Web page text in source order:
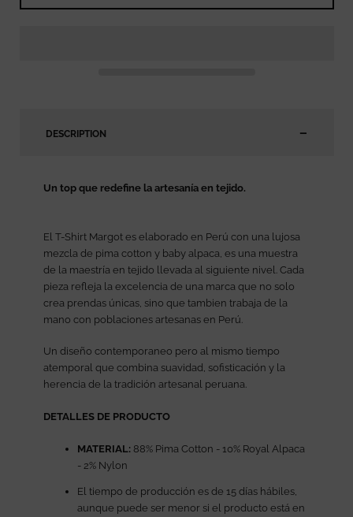
DESCRIPTION
Un top que redefine la artesanía en tejido.
El T-Shirt Margot es elaborado en Perú con una lujosa
mezcla de pima cotton y baby alpaca, es una muestra
de la maestría en tejido llevada al siguiente nivel. Cada
pieza refleja la excelencia de una marca que no solo
crea prendas únicas, sino que tambien trabaja de la
mano con poblaciones artesanas en Perú.
Un diseño contemporaneo pero al mismo tiempo
atemporal que combina suavidad, sofisticación y la
herencia de la tradición artesanal peruana.
DETALLES DE PRODUCTO
MATERIAL: 88% Pima Cotton - 10% Royal Alpaca
- 2% Nylon
El tiempo de producción es de 15 días hábiles,
aunque puede ser menor si el producto está en